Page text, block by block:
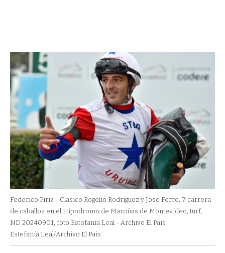
Federico Piriz - Clasico Rogelio Rodriguez y Jose Ferro, 7 carrera
de caballos en el Hipodromo de Maroñas de Montevideo, turf,
ND 20240901, foto Estefania Leal - Archivo El Pais
Estefania Leal/Archivo El Pais